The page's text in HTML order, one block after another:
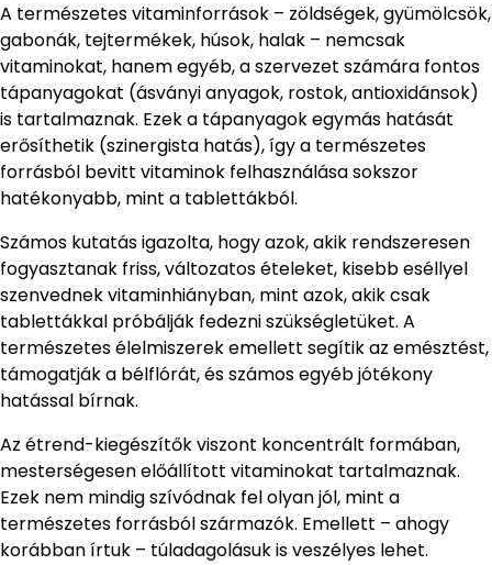
A természetes vitaminforrások – zöldségek, gyümölcsök,
gabonák, tejtermékek, húsok, halak – nemcsak
vitaminokat, hanem egyéb, a szervezet számára fontos
tápanyagokat (ásványi anyagok, rostok, antioxidánsok)
is tartalmaznak. Ezek a tápanyagok egymás hatását
erősíthetik (szinergista hatás), így a természetes
forrásból bevitt vitaminok felhasználása sokszor
hatékonyabb, mint a tablettákból.
Számos kutatás igazolta, hogy azok, akik rendszeresen
fogyasztanak friss, változatos ételeket, kisebb eséllyel
szenvednek vitaminhiányban, mint azok, akik csak
tablettákkal próbálják fedezni szükségletüket. A
természetes élelmiszerek emellett segítik az emésztést,
támogatják a bélflórát, és számos egyéb jótékony
hatással bírnak.
Az étrend-kiegészítők viszont koncentrált formában,
mesterségesen előállított vitaminokat tartalmaznak.
Ezek nem mindig szívódnak fel olyan jól, mint a
természetes forrásból származók. Emellett – ahogy
korábban írtuk – túladagolásuk is veszélyes lehet.